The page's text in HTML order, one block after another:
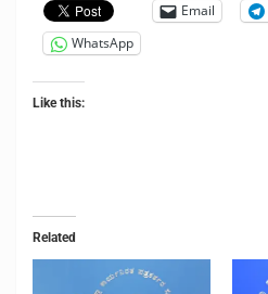
Email
WhatsApp
Like this:
Related